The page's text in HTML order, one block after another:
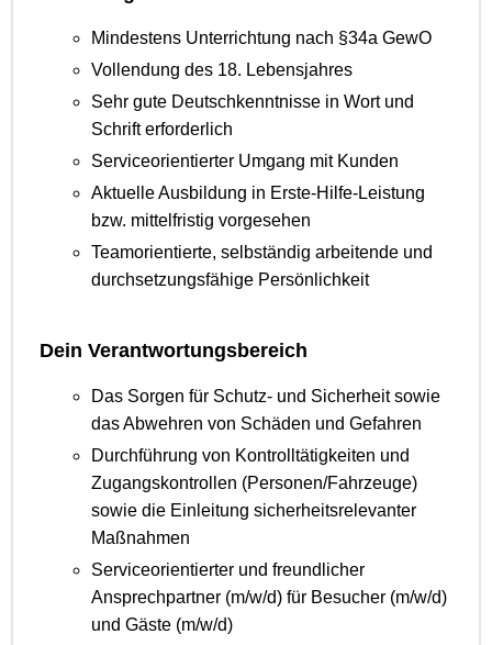
Mindestens Unterrichtung nach §34a GewO
Vollendung des 18. Lebensjahres
Sehr gute Deutschkenntnisse in Wort und
Schrift erforderlich
Serviceorientierter Umgang mit Kunden
Aktuelle Ausbildung in Erste-Hilfe-Leistung
bzw. mittelfristig vorgesehen
Teamorientierte, selbständig arbeitende und
durchsetzungsfähige Persönlichkeit
Dein Verantwortungsbereich
Das Sorgen für Schutz- und Sicherheit sowie
das Abwehren von Schäden und Gefahren
Durchführung von Kontrolltätigkeiten und
Zugangskontrollen (Personen/Fahrzeuge)
sowie die Einleitung sicherheitsrelevanter
Maßnahmen
Serviceorientierter und freundlicher
Ansprechpartner (m/w/d) für Besucher (m/w/d)
und Gäste (m/w/d)